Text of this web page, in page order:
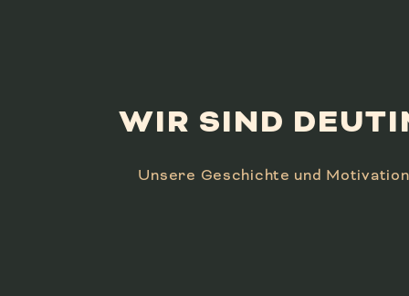
WIR SIND
Unsere Geschichte und Motivation